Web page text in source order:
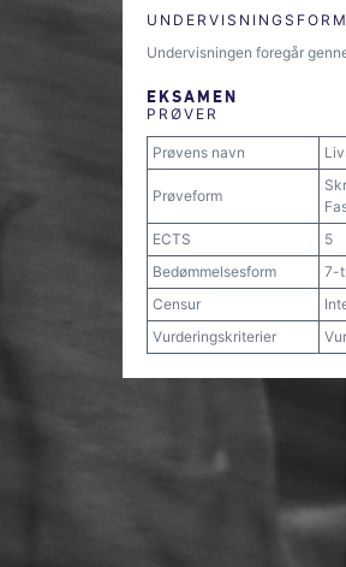
UNDERVISNINGSFORM
Undervisningen foregår
EKSAMEN
PRØVER
Prøvens navn
Prøveform
ECTS
5
Bedømmelsesform
7-
Censur
Vurderingskriterier